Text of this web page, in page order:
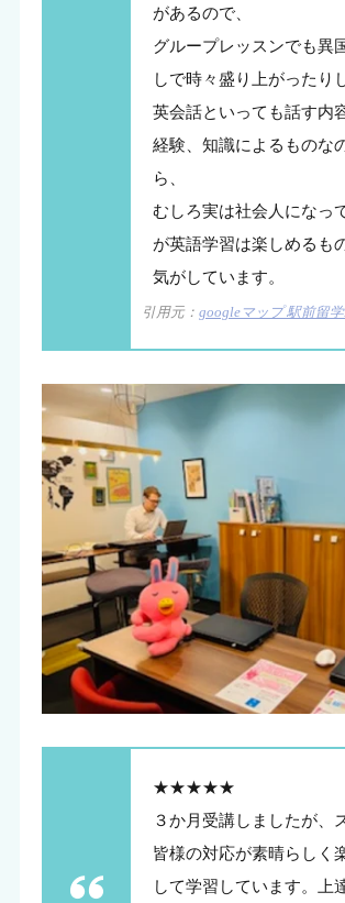
があるので、
グループレッスンでも異
しで時々盛り上がったり
英会話といっても話す内
経験、知識によるものな
ら、
むしろ実は社会人になっ
が英語学習は楽しめるも
気がしています。
引用元：googleマップ 駅前留
★★★★★
３か月受講しましたが、
皆様の対応が素晴らしく
して学習しています。上